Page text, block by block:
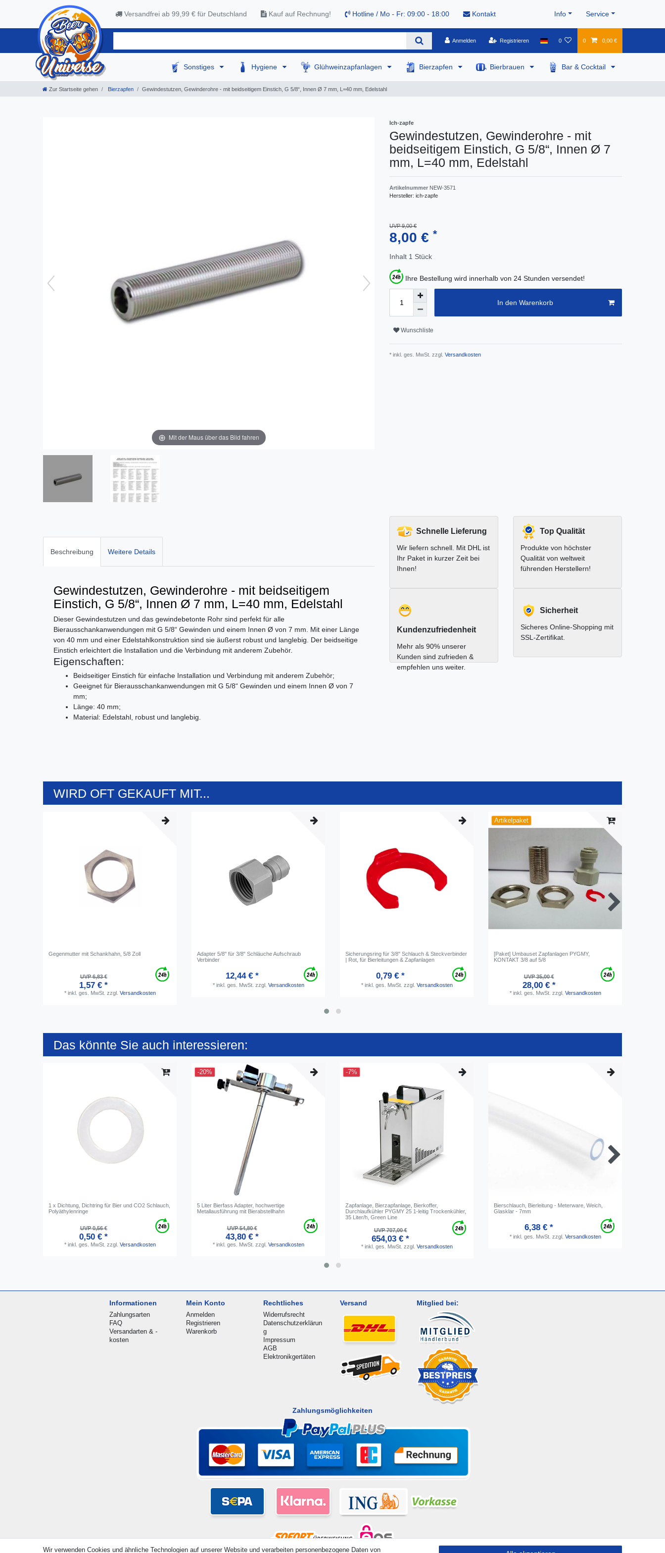
Versandfrei ab 99,99 € für Deutschland Kauf auf Rechnung! Hotline / Mo - Fr: 09:00 - 18:00 Kontakt Info Service
Anmelden Registrieren 0 0 0,00 €
Sonstiges Hygiene Glühweinzapfanlagen Bierzapfen Bierbrauen Bar & Cocktail
Zur Startseite gehen Bierzapfen Gewindestutzen, Gewinderohre - mit beidseitigem Einstich, G 5/8“, Innen Ø 7 mm, L=40 mm, Edelstahl
Mit der Maus über das Bild fahren
Ich-zapfe
Gewindestutzen, Gewinderohre - mit
beidseitigem Einstich, G 5/8“, Innen Ø 7
mm, L=40 mm, Edelstahl
Artikelnummer NEW-3571
Hersteller: ich-zapfe
UVP 9,00 €
8,00 € *
Inhalt 1 Stück
Ihre Bestellung wird innerhalb von 24 Stunden versendet!
In den Warenkorb
Wunschliste
* inkl. ges. MwSt. zzgl. Versandkosten
Beschreibung Weitere Details
Gewindestutzen, Gewinderohre - mit beidseitigem
Einstich, G 5/8“, Innen Ø 7 mm, L=40 mm, Edelstahl
Dieser Gewindestutzen und das gewindebetonte Rohr sind perfekt für alle
Bierausschankanwendungen mit G 5/8“ Gewinden und einem Innen Ø von 7 mm. Mit einer Länge
von 40 mm und einer Edelstahlkonstruktion sind sie äußerst robust und langlebig. Der beidseitige
Einstich erleichtert die Installation und die Verbindung mit anderem Zubehör.
Eigenschaften:
Beidseitiger Einstich für einfache Installation und Verbindung mit anderem Zubehör;
Geeignet für Bierausschankanwendungen mit G 5/8“ Gewinden und einem Innen Ø von 7
mm;
Länge: 40 mm;
Material: Edelstahl, robust und langlebig.
Schnelle Lieferung
Wir liefern schnell. Mit DHL ist
Ihr Paket in kurzer Zeit bei
Ihnen!
Top Qualität
Produkte von höchster
Qualität von weltweit
führenden Herstellern!
Kundenzufriedenheit
Mehr als 90% unserer
Kunden sind zufrieden &
empfehlen uns weiter.
Sicherheit
Sicheres Online-Shopping mit
SSL-Zertifikat.
WIRD OFT GEKAUFT MIT...
Gegenmutter mit Schankhahn, 5/8 Zoll
UVP 6,83 €
1,57 € *
* inkl. ges. MwSt. zzgl. Versandkosten
Adapter 5/8" für 3/8" Schläuche Aufschraub
Verbinder
12,44 € *
* inkl. ges. MwSt. zzgl. Versandkosten
Sicherungsring für 3/8" Schlauch & Steckverbinder
| Rot, für Bierleitungen & Zapfanlagen
0,79 € *
* inkl. ges. MwSt. zzgl. Versandkosten
Artikelpaket
[Paket] Umbauset Zapfanlagen PYGMY,
KONTAKT 3/8 auf 5/8
UVP 35,00 €
28,00 € *
* inkl. ges. MwSt. zzgl. Versandkosten
Das könnte Sie auch interessieren:
1 x Dichtung, Dichtring für Bier und CO2 Schlauch,
Polyäthylenringe
UVP 0,56 €
0,50 € *
* inkl. ges. MwSt. zzgl. Versandkosten
-20%
5 Liter Bierfass Adapter, hochwertige
Metallausführung mit Bierabstellhahn
UVP 54,80 €
43,80 € *
* inkl. ges. MwSt. zzgl. Versandkosten
-7%
Zapfanlage, Bierzapfanlage, Bierkoffer,
Durchlaufkühler PYGMY 25 1-leitig Trockenkühler,
35 Liter/h, Green Line
UVP 707,00 €
654,03 € *
* inkl. ges. MwSt. zzgl. Versandkosten
Bierschlauch, Bierleitung - Meterware, Weich,
Glasklar - 7mm
6,38 € *
* inkl. ges. MwSt. zzgl. Versandkosten
Informationen
Zahlungsarten
FAQ
Versandarten & -
kosten
Mein Konto
Anmelden
Registrieren
Warenkorb
Rechtliches
Widerrufsrecht
Datenschutzerklärun
g
Impressum
AGB
Elektronikgertäten
Versand Mitglied bei:
Zahlungsmöglichkeiten
Wir verwenden Cookies und ähnliche Technologien auf unserer Website und verarbeiten personenbezogene Daten von